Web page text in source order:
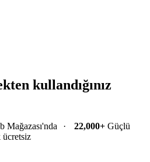
kullandığınız
Mağazası'nda · 22,000+Güçlü